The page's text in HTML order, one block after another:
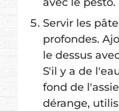
avec le
Servir les
profondes.
le dessus
S'il y a de
fond de
dérange,